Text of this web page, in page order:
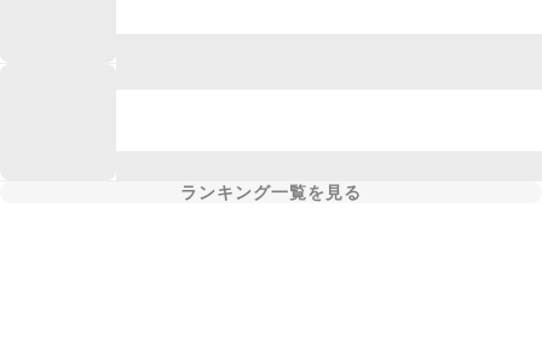
ランキング一覧を見る